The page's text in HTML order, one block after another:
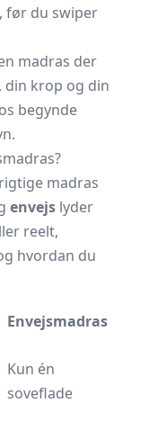
før du swiper
madras der
din krop og din
begynde
madras
envejs lyder
reelt,
hvordan du
Envejsmadras
Kun én
soveflade